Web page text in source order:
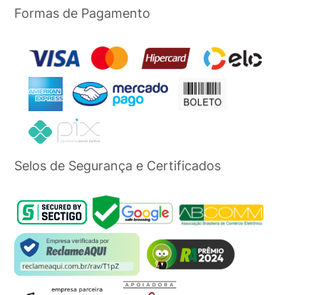
Formas de Pagamento
Selos de Segurança e Certificados